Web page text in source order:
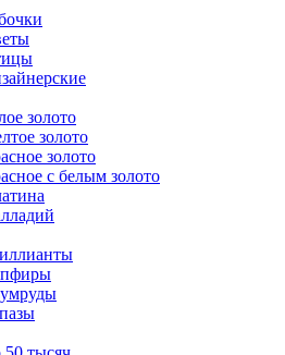
золото
золото
золото
с белым золото